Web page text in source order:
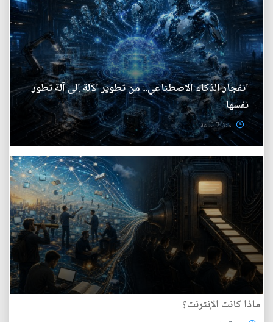
انفجار الذكاء الاصطناعي.. من تطوير الآلة إلى آلة تطور
نفسها
منذ 7 ساعة
ماذا كانت الإنترنت؟